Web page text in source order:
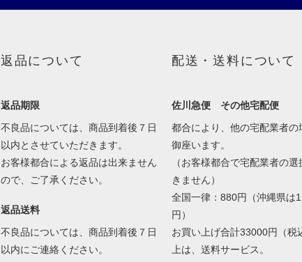
返品について
返品期限
不良品については、商品到着後７日
以内とさせていただきます。
お客様都合による返品は出来ません
ので、ご了承ください。
返品送料
不良品については、商品到着後７日
以内にご連絡ください。
配送・送料について
佐川急便 その他宅配便
都合により、他の宅配業者の
御座います。
（お客様都合で宅配業者の選
きません）
全国一律：880円（沖縄県は
円）
お買い上げ合計33000円（税
上は、送料サービス。